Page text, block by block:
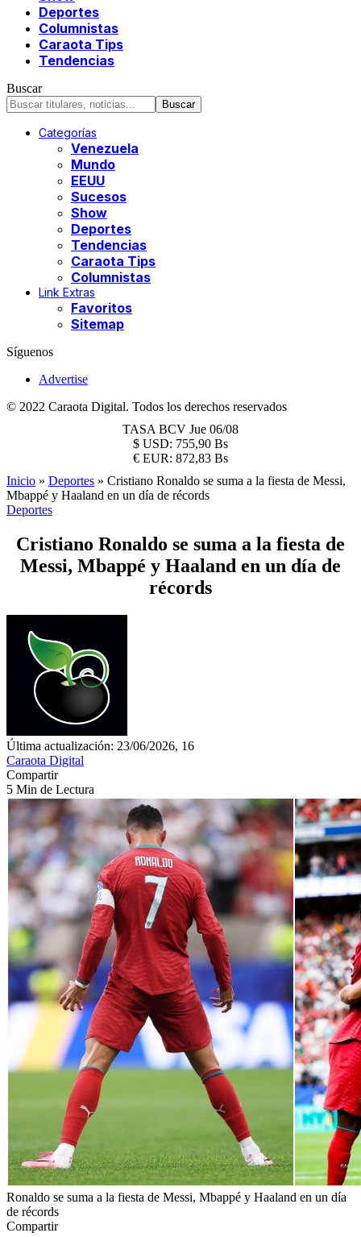
Deportes
Columnistas
Caraota Tips
Tendencias
Buscar
Categorías
Venezuela
Mundo
EEUU
Sucesos
Show
Deportes
Tendencias
Caraota Tips
Columnistas
Link Extras
Favoritos
Sitemap
Síguenos
Advertise
© 2022 Caraota Digital. Todos los derechos reservados
TASA BCV Jue 06/08
$ USD: 755,90 Bs
€ EUR: 872,83 Bs
Inicio » Deportes » Cristiano Ronaldo se suma a la fiesta de Messi,
Mbappé y Haaland en un día de récords
Deportes
Cristiano Ronaldo se suma a la fiesta de
Messi, Mbappé y Haaland en un día de
récords
Última actualización: 23/06/2026, 16
Caraota Digital
Compartir
5 Min de Lectura
Ronaldo se suma a la fiesta de Messi, Mbappé y Haaland en un día
de récords
Compartir